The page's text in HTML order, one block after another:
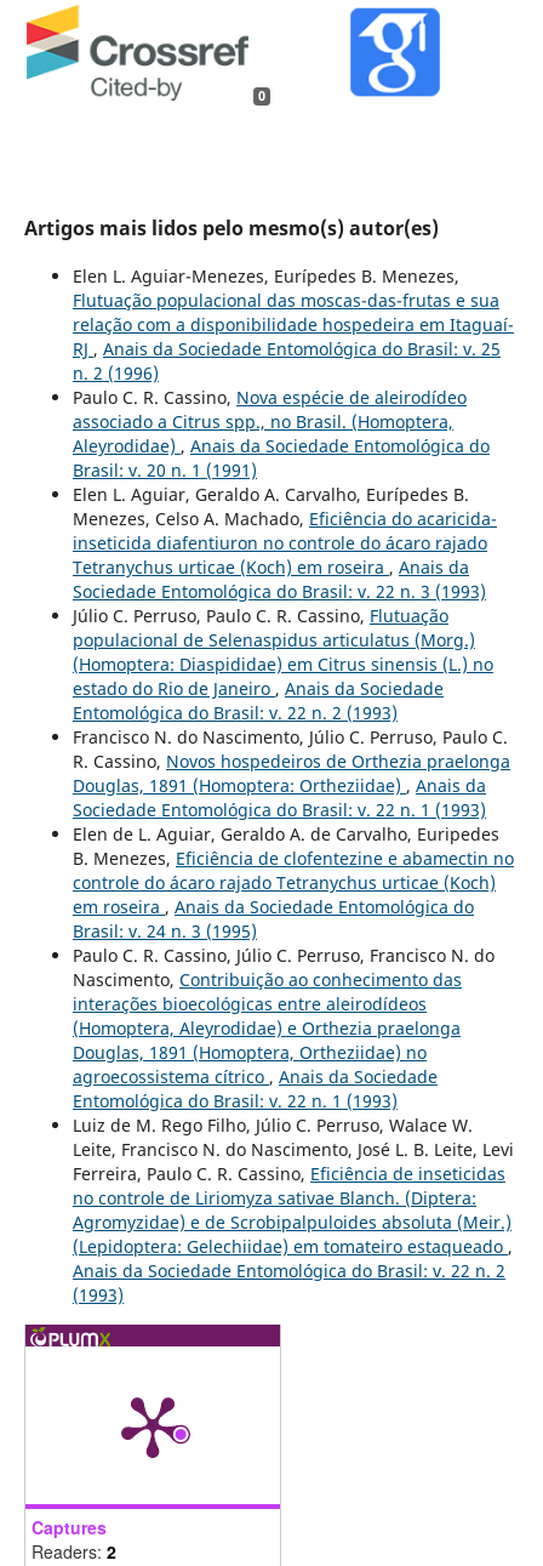
0
Artigos mais lidos pelo mesmo(s) autor(es)
Elen L. Aguiar-Menezes, Eurípedes B. Menezes,
Flutuação populacional das moscas-das-frutas e sua
relação com a disponibilidade hospedeira em Itaguaí-
RJ , Anais da Sociedade Entomológica do Brasil: v. 25
n. 2 (1996)
Paulo C. R. Cassino, Nova espécie de aleirodídeo
associado a Citrus spp., no Brasil. (Homoptera,
Aleyrodidae) , Anais da Sociedade Entomológica do
Brasil: v. 20 n. 1 (1991)
Elen L. Aguiar, Geraldo A. Carvalho, Eurípedes B.
Menezes, Celso A. Machado, Eficiência do acaricida-
inseticida diafentiuron no controle do ácaro rajado
Tetranychus urticae (Koch) em roseira , Anais da
Sociedade Entomológica do Brasil: v. 22 n. 3 (1993)
Júlio C. Perruso, Paulo C. R. Cassino, Flutuação
populacional de Selenaspidus articulatus (Morg.)
(Homoptera: Diaspididae) em Citrus sinensis (L.) no
estado do Rio de Janeiro , Anais da Sociedade
Entomológica do Brasil: v. 22 n. 2 (1993)
Francisco N. do Nascimento, Júlio C. Perruso, Paulo C.
R. Cassino, Novos hospedeiros de Orthezia praelonga
Douglas, 1891 (Homoptera: Ortheziidae) , Anais da
Sociedade Entomológica do Brasil: v. 22 n. 1 (1993)
Elen de L. Aguiar, Geraldo A. de Carvalho, Euripedes
B. Menezes, Eficiência de clofentezine e abamectin no
controle do ácaro rajado Tetranychus urticae (Koch)
em roseira , Anais da Sociedade Entomológica do
Brasil: v. 24 n. 3 (1995)
Paulo C. R. Cassino, Júlio C. Perruso, Francisco N. do
Nascimento, Contribuição ao conhecimento das
interações bioecológicas entre aleirodídeos
(Homoptera, Aleyrodidae) e Orthezia praelonga
Douglas, 1891 (Homoptera, Ortheziidae) no
agroecossistema cítrico , Anais da Sociedade
Entomológica do Brasil: v. 22 n. 1 (1993)
Luiz de M. Rego Filho, Júlio C. Perruso, Walace W.
Leite, Francisco N. do Nascimento, José L. B. Leite, Levi
Ferreira, Paulo C. R. Cassino, Eficiência de inseticidas
no controle de Liriomyza sativae Blanch. (Diptera:
Agromyzidae) e de Scrobipalpuloides absoluta (Meir.)
(Lepidoptera: Gelechiidae) em tomateiro estaqueado ,
Anais da Sociedade Entomológica do Brasil: v. 22 n. 2
(1993)
Captures
Readers: 2